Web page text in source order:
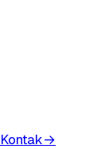
Kontak→